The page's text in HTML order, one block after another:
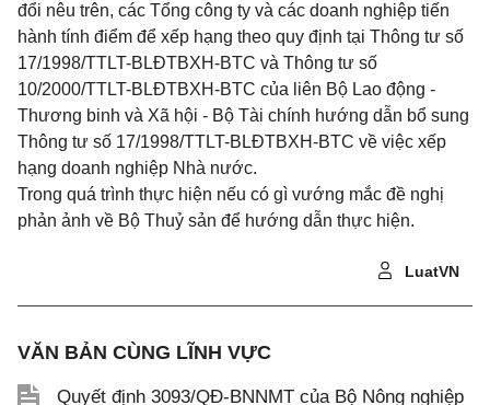
đổi nêu trên, các Tổng công ty và các doanh nghiệp tiến
hành tính điểm để xếp hạng theo quy định tại Thông tư số
17/1998/TTLT-BLĐTBXH-BTC và Thông tư số
10/2000/TTLT-BLĐTBXH-BTC của liên Bộ Lao động -
Thương binh và Xã hội - Bộ Tài chính hướng dẫn bổ sung
Thông tư số 17/1998/TTLT-BLĐTBXH-BTC về việc xếp
hạng doanh nghiệp Nhà nước.
Trong quá trình thực hiện nếu có gì vướng mắc đề nghị
phản ảnh về Bộ Thuỷ sản để hướng dẫn thực hiện.
LuatVN
VĂN BẢN CÙNG LĨNH VỰC
Quyết định 3093/QĐ-BNNMT của Bộ Nông nghiệp